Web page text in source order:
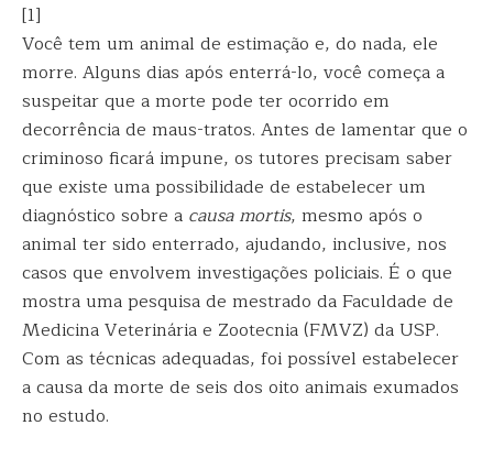
[1]
Você tem um animal de estimação e, do nada, ele
morre. Alguns dias após enterrá-lo, você começa a
suspeitar que a morte pode ter ocorrido em
decorrência de maus-tratos. Antes de lamentar que o
criminoso ficará impune, os tutores precisam saber
que existe uma possibilidade de estabelecer um
diagnóstico sobre a causa mortis, mesmo após o
animal ter sido enterrado, ajudando, inclusive, nos
casos que envolvem investigações policiais. É o que
mostra uma pesquisa de mestrado da Faculdade de
Medicina Veterinária e Zootecnia (FMVZ) da USP.
Com as técnicas adequadas, foi possível estabelecer
a causa da morte de seis dos oito animais exumados
no estudo.